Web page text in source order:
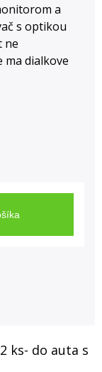
a
s optikou
ne
ma dialkove
ks- do auta s